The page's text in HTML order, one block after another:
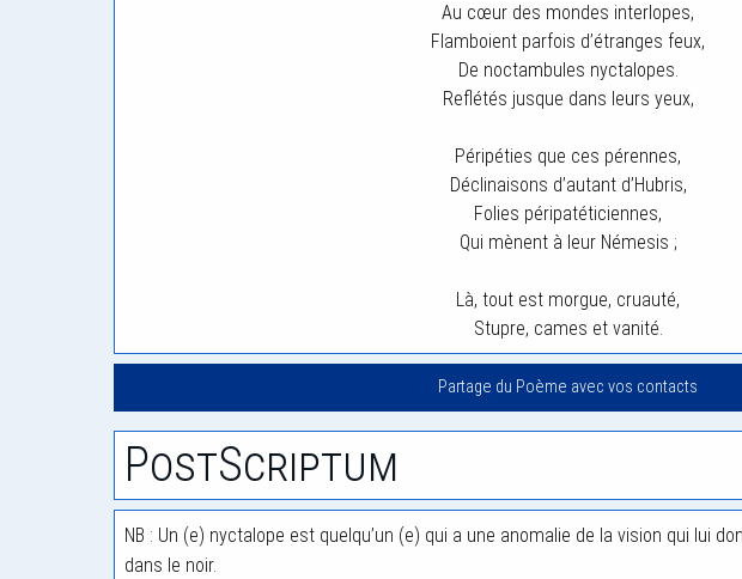
Au cœur des mondes interlopes,
Flamboient parfois d’étranges feux,
De noctambules nyctalopes.
Reflétés jusque dans leurs yeux,
Péripéties que ces pérennes,
Déclinaisons d’autant d’Hubris,
Folies péripatéticiennes,
Qui mènent à leur Némesis ;
Là, tout est morgue, cruauté,
Stupre, cames et vanité.
Partage du Poème avec vos contacts
PostScriptum
NB : Un (e) nyctalope est quelqu’un (e) qui a une anomalie de la vision qui lui
dans le noir.